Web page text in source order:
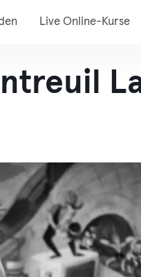
Live Online-Kurse